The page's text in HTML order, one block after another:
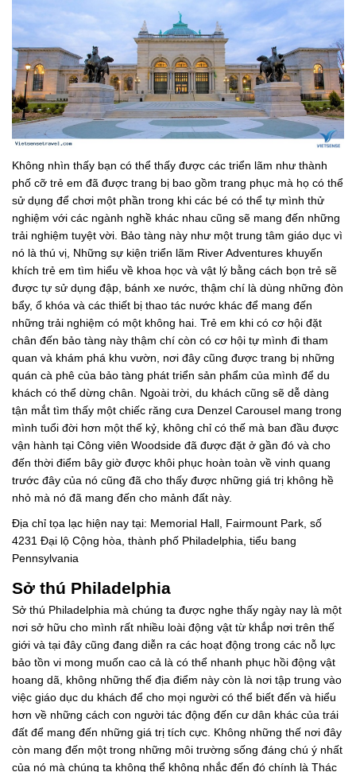
Không nhìn thấy bạn có thể thấy được các triển lãm như thành
phố cỡ trẻ em đã được trang bị bao gồm trang phục mà họ có thể
sử dụng để chơi một phần trong khi các bé có thể tự mình thử
nghiệm với các ngành nghề khác nhau cũng sẽ mang đến những
trải nghiệm tuyệt vời. Bảo tàng này như một trung tâm giáo dục vì
nó là thú vị, Những sự kiện triển lãm River Adventures khuyến
khích trẻ em tìm hiểu về khoa học và vật lý bằng cách bọn trẻ sẽ
được tự sử dụng đập, bánh xe nước, thậm chí là dùng những đòn
bẩy, ổ khóa và các thiết bị thao tác nước khác để mang đến
những trải nghiệm có một không hai. Trẻ em khi có cơ hội đặt
chân đến bảo tàng này thậm chí còn có cơ hội tự mình đi tham
quan và khám phá khu vườn, nơi đây cũng được trang bị những
quán cà phê của bảo tàng phát triển sản phẩm của mình để du
khách có thể dừng chân. Ngoài trời, du khách cũng sẽ dễ dàng
tận mắt tìm thấy một chiếc răng cưa Denzel Carousel mang trong
mình tuổi đời hơn một thế kỷ, không chỉ có thế mà ban đầu được
vận hành tại Công viên Woodside đã được đặt ở gần đó và cho
đến thời điểm bây giờ được khôi phục hoàn toàn về vinh quang
trước đây của nó cũng đã cho thấy được những giá trị không hề
nhỏ mà nó đã mang đến cho mảnh đất này.
Địa chỉ tọa lạc hiện nay tại: Memorial Hall, Fairmount Park, số
4231 Đại lộ Cộng hòa, thành phố Philadelphia, tiểu bang
Pennsylvania
Sở thú Philadelphia
Sở thú Philadelphia mà chúng ta được nghe thấy ngày nay là một
nơi sở hữu cho mình rất nhiều loài động vật từ khắp nơi trên thế
giới và tại đây cũng đang diễn ra các hoạt động trong các nỗ lực
bảo tồn vi mong muốn cao cả là có thể nhanh phục hồi động vật
hoang dã, không những thế địa điểm này còn là nơi tập trung vào
việc giáo dục du khách để cho mọi người có thể biết đến và hiểu
hơn về những cách con người tác động đến cư dân khác của trái
đất để mang đến những giá trị tích cực. Không những thế nơi đây
còn mang đến một trong những môi trường sống đáng chú ý nhất
của nó mà chúng ta không thể không nhắc đến đó chính là Thác